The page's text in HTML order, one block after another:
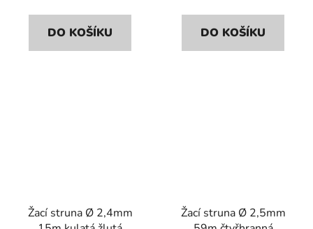
DO KOŠÍKU DO KOŠÍKU
Žací struna Ø 2,4mm
Žací struna Ø 2,5mm